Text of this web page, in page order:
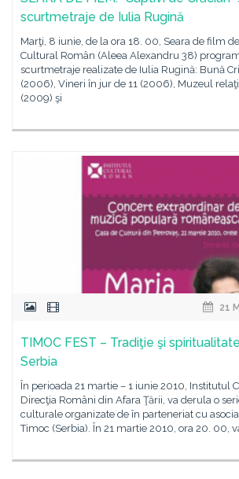
scurtmetraje de Iulia Rugină
Marţi, 8 iunie, de la ora 18. 00, Seara de film
Cultural Român (Aleea Alexandru 38)
scurtmetraje realizate de Iulia Rugină: Bună
(2006), Vineri în jur de 11 (2006), Muzeul
(2009) şi
21
TIMOC FEST – Tradiţie şi
Serbia
În perioada 21 martie – 1 iunie 2010, Institutul
Direcţia Români din Afara Ţării, va derula o
culturale organizate de în parteneriat cu
Timoc (Serbia). În 21 martie 2010, ora 20. 00,